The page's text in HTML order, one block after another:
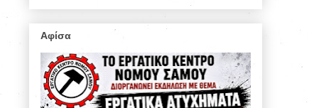
Αφίσα